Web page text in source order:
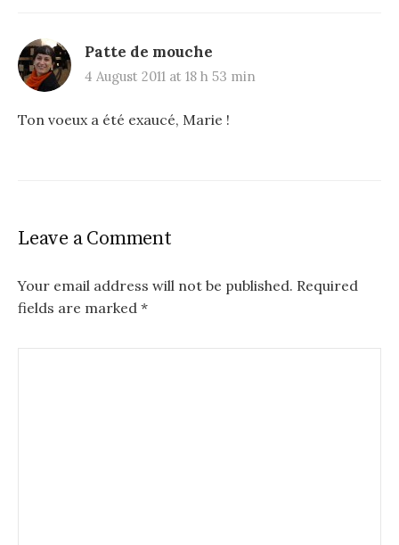
Patte de mouche
4 August 2011 at 18 h 53 min
Ton voeux a été exaucé, Marie !
Leave a Comment
Your email address will not be published. Required
fields are marked *